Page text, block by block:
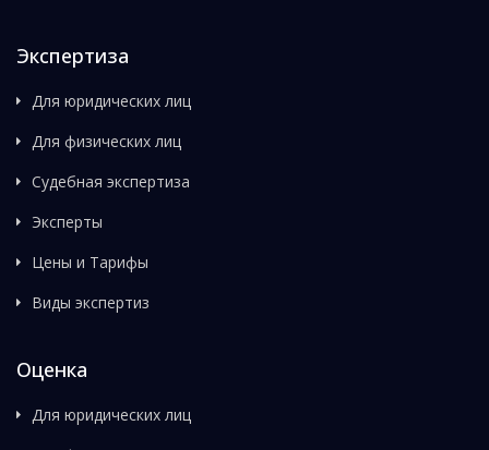
Экспертиза
Для юридических лиц
Для физических лиц
Судебная экспертиза
Эксперты
Цены и Тарифы
Виды экспертиз
Оценка
Для юридических лиц